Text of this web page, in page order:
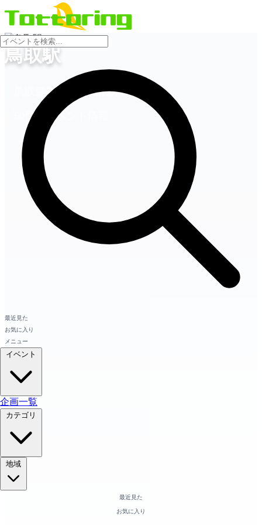
最近見た
お気に入り
メニュー
企画一覧
最近見た
お気に入り
会場
鳥取駅
鳥取県鳥取市東品治町111-1
60件のイベント情報